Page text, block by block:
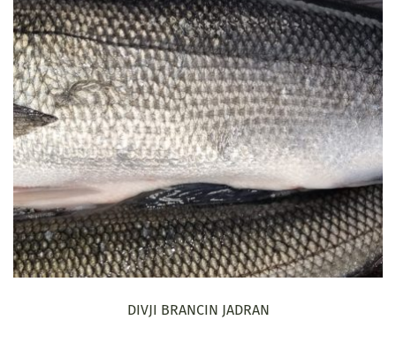
DIVJI BRANCIN JADRAN